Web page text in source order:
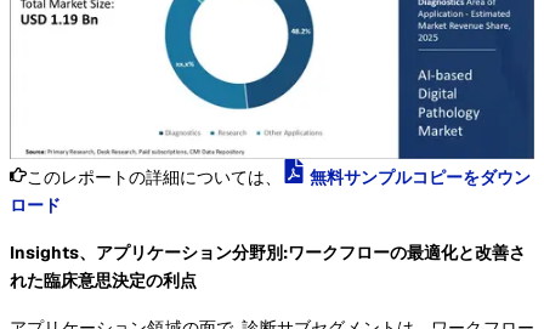
このレポートの詳細については、
無料サンプルコピーをダウン
ロード
Insights、アプリケーション分野別:ワークフローの最適化と改善さ
れた臨床意思決定の利点